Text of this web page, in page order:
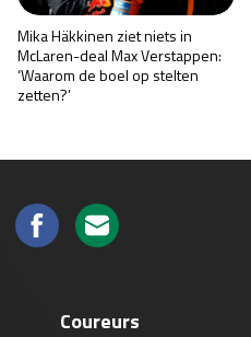
Mika Häkkinen ziet niets in
McLaren-deal Max Verstappen:
‘Waarom de boel op stelten
zetten?’
Coureurs